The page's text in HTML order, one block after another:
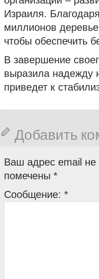
Израиля.
миллионов
чтобы обеспечить
В завершение
выразила надежду
приведет к
Добавить
Ваш адрес email не
помечены *
Сообщение: *